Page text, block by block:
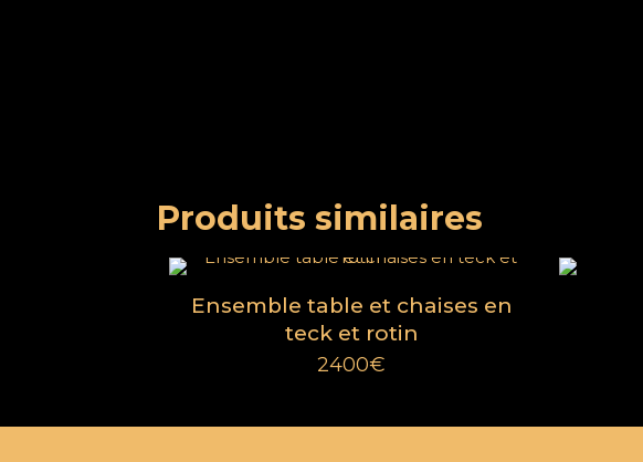
Produits similaires
Ensemble table et chaises en
teck et rotin
2400€
06 09 97 99 79
10 Imp. La Monède, 13670 Verquières
Suivez-nous
InstagramFacebook